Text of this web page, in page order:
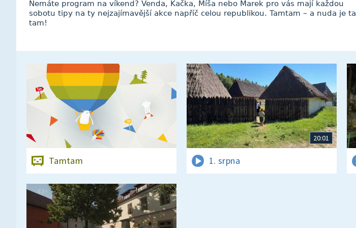
Nemáte program na víkend? Venda, Kačka, Míša nebo Marek pro vás mají každou
sobotu tipy na ty nejzajímavější akce napříč celou republikou. Tamtam – a nuda je ta
tam!
Tamtam
20:01
1. srpna